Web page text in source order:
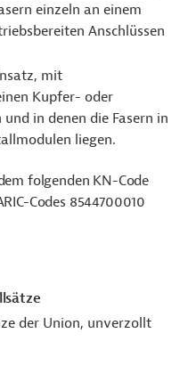
einzeln an einem
Anschlüssen
mit
Kupfer- oder
in denen die Fasern in
liegen.
folgenden KN-Code
Codes 8544700010
der Union, unverzollt